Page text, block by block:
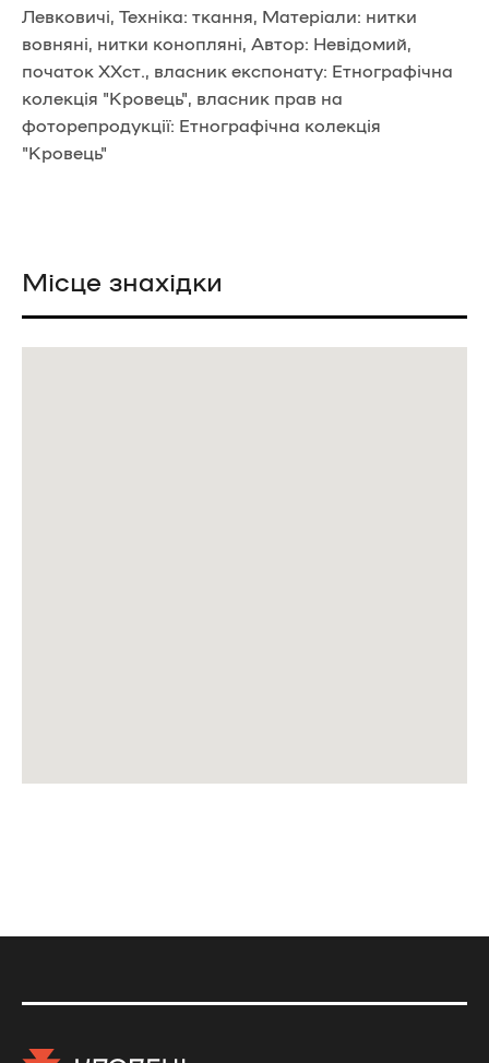
Левковичі, Техніка: ткання, Матеріали: нитки
вовняні, нитки конопляні, Автор: Невідомий,
початок ХХст., власник експонату: Етнографічна
колекція "Кровець", власник прав на
фоторепродукції: Етнографічна колекція
"Кровець"
Місце знахідки